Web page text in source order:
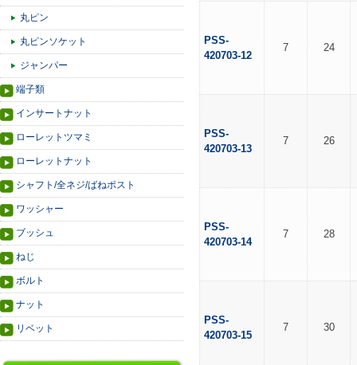
丸ピン
丸ピンソケット
ジャンパー
端子類
インサートナット
ローレットツマミ
ローレットナット
シャフト/全ネジ/ばねポスト
ワッシャー
ブッシュ
ねじ
ボルト
ナット
リベット
PSS-
420703-12
7 24
PSS-
420703-13
7 26
PSS-
420703-14
7 28
PSS-
420703-15
7 30